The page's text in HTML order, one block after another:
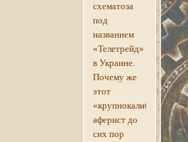
схематоза
под
названием
«Телетрейд»
в Украине.
Почему же
этот
«крупнокалиберный»
аферист до
сих пор